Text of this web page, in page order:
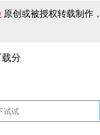
原创或被授权转载制作
分